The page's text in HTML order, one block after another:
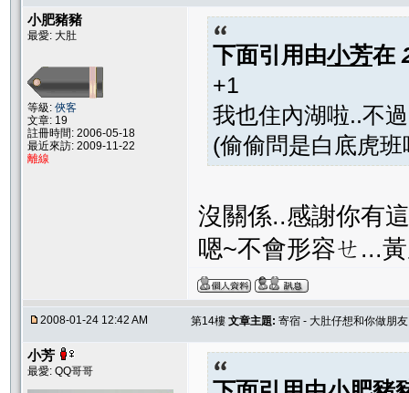
小肥豬豬
最愛: 大肚
等級: 俠客
文章: 19
註冊時間: 2006-05-18
最近來訪: 2009-11-22
離線
下面引用由小芳在
+1
我也住內湖啦..不
(偷偷問是白底虎班
沒關係..感謝你有
嗯~不會形容ㄝ...
2008-01-24 12:42 AM 第14樓 文章主題: 寄宿 - 大肚仔想和你做朋友
小芳
最愛: QQ哥哥